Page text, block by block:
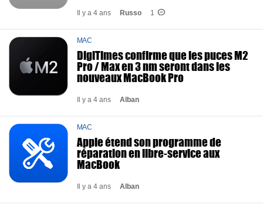
Il y a 4 ans Russo 1
MAC
DigiTimes confirme que les puces M2
Pro / Max en 3 nm seront dans les
nouveaux MacBook Pro
Il y a 4 ans Alban
MAC
Apple étend son programme de
réparation en libre-service aux
MacBook
Il y a 4 ans Alban